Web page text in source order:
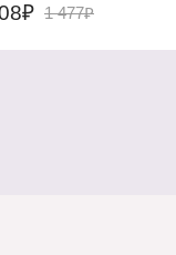
1 477₽